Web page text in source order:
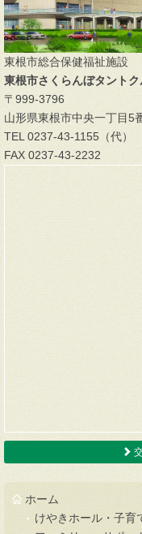
東根市総合保健福祉施設
東根市さくらんぼタント
〒999-3796
山形県東根市中央一丁目5
TEL 0237-43-1155（代）
FAX 0237-43-2232
ホーム
けやきホール・子育